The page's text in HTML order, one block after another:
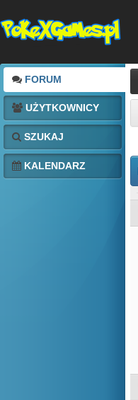
FORUM
UŻYTKOWNICY
SZUKAJ
KALENDARZ